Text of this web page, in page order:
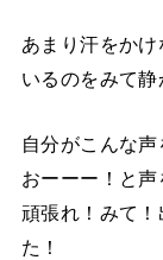
あまり汗をか
いるのをみて
自分がこんな
おーーー！と声
頑張れ！みて
た！